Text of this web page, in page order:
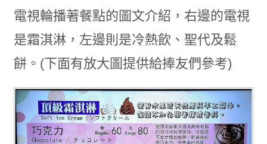
電視輪播著餐點的圖文介紹，右邊的電視
是霜淇淋，左邊則是冷熱飲、聖代及鬆
餅。(下面有放大圖提供給捧友們參考)